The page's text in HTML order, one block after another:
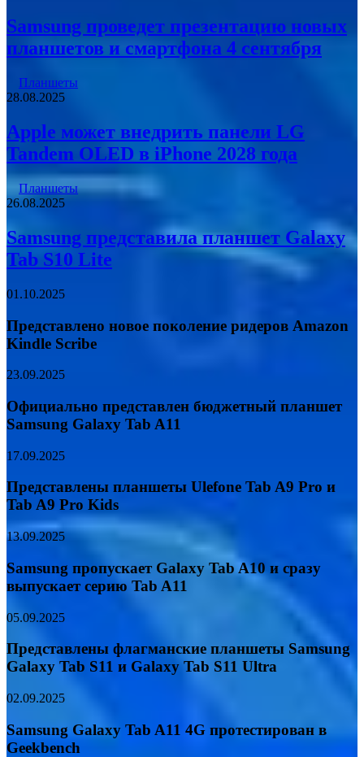
Samsung проведет презентацию новых
планшетов и смартфона 4 сентября
Планшеты
28.08.2025
Apple может внедрить панели LG
Tandem OLED в iPhone 2028 года
Планшеты
26.08.2025
Samsung представила планшет Galaxy
Tab S10 Lite
01.10.2025
Представлено новое поколение ридеров Amazon
Kindle Scribe
23.09.2025
Официально представлен бюджетный планшет
Samsung Galaxy Tab A11
17.09.2025
Представлены планшеты Ulefone Tab A9 Pro и
Tab A9 Pro Kids
13.09.2025
Samsung пропускает Galaxy Tab A10 и сразу
выпускает серию Tab A11
05.09.2025
Представлены флагманские планшеты Samsung
Galaxy Tab S11 и Galaxy Tab S11 Ultra
02.09.2025
Samsung Galaxy Tab A11 4G протестирован в
Geekbench